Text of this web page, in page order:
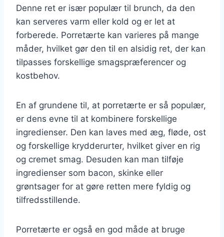
Denne ret er især populær til brunch, da den
kan serveres varm eller kold og er let at
forberede. Porretærte kan varieres på mange
måder, hvilket gør den til en alsidig ret, der kan
tilpasses forskellige smagspræferencer og
kostbehov.
En af grundene til, at porretærte er så populær,
er dens evne til at kombinere forskellige
ingredienser. Den kan laves med æg, fløde, ost
og forskellige krydderurter, hvilket giver en rig
og cremet smag. Desuden kan man tilføje
ingredienser som bacon, skinke eller
grøntsager for at gøre retten mere fyldig og
tilfredsstillende.
Porretærte er også en god måde at bruge